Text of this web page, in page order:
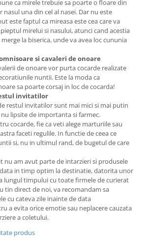
ca mirele trebuie sa poarte o floare din
nasul una din cel al nasei. Dar nu este
este faptul ca mireasa este cea care va
mirelui si nasului, atunci cand acestia
la biserica, unde va avea loc cununia
si cavaleri de onoare
de onoare vor purta cocarde realizate
nuntii. Este la moda ca
sa poarte corsaj in loc de cocarda!
invitatilor
restul invitatilor sunt mai mici si mai putin
lipsite de importanta si farmec.
cocarde, fie ca veti alege marturiile sau
faceti regulile. In functie de ceea ce
si, nu in ultimul rand, de bugetul de care
nu am avut parte de intarzieri si produsele
in timp optim la destinatie, datorita unor
lungul timpului cu toate firmele de curierat
tin direct de noi, va recomandam sa
cu cateva zile inainte de data
a evita orice emotie sau neplacere cauzata
a coletului.
produs